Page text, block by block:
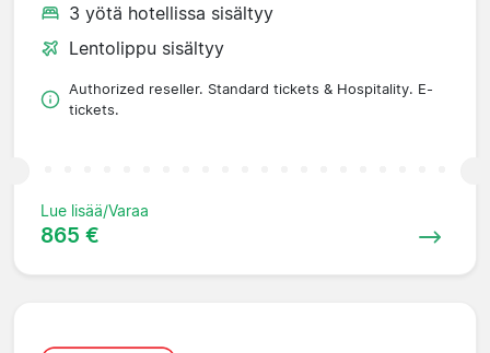
3 yötä hotellissa sisältyy
Lentolippu sisältyy
Authorized reseller. Standard tickets & Hospitality. E-
tickets.
Lue lisää/Varaa
865 €